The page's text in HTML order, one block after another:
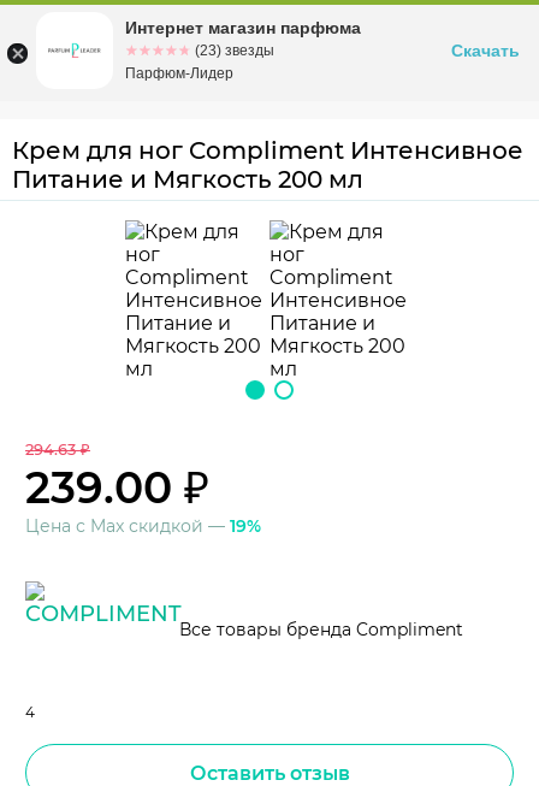
Омскул. Заозерная, 11, к. 1
Крем для ног Compliment Интенсивное
Питание и Мягкость 200 мл
294.63 ₽
239.00 ₽
Цена с Max скидкой — 19%
Все товары бренда Compliment
4
Оставить отзыв
Интернет магазин парфюма
☆☆☆☆☆
★★★★★ (23) звезды
Парфюм-Лидер
Скачать